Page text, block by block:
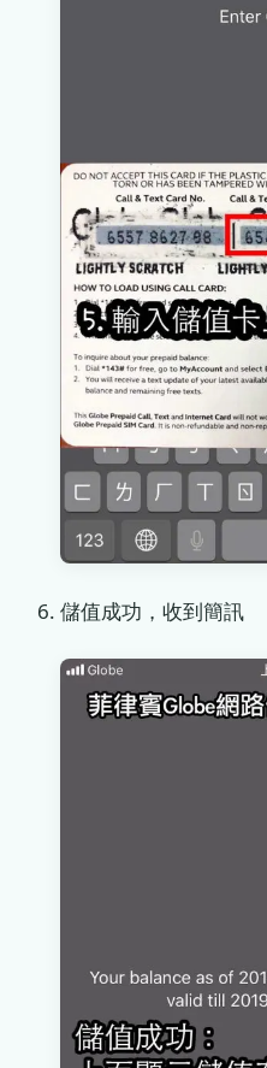
儲值成功，收到簡訊